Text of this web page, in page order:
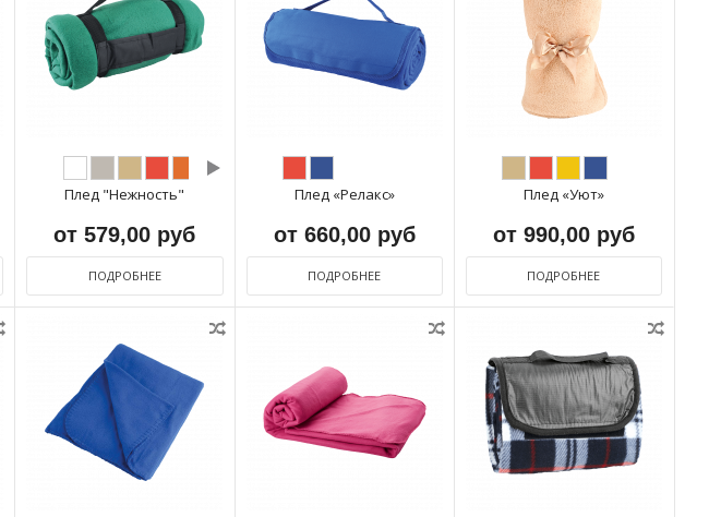
Плед "Нежность"
от 579,00 руб
ПОДРОБНЕЕ
Плед «Релакс»
от 660,00 руб
ПОДРОБНЕЕ
Плед «Уют»
от 990,00 руб
ПОДРОБНЕЕ